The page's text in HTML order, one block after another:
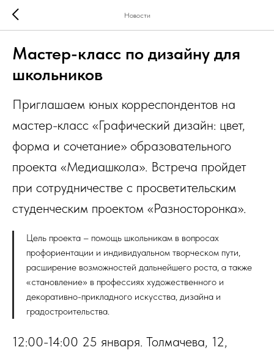
Новости
Мастер-класс по дизайну для
школьников
Приглашаем юных корреспондентов на
мастер-класс «Графический дизайн: цвет,
форма и сочетание» образовательного
проекта «Медиашкола». Встреча пройдет
при сотрудничестве с просветительским
студенческим проектом «Разносторонка».
Цель проекта – помощь школьникам в вопросах
профориентации и индивидуальном творческом пути,
расширение возможностей дальнейшего роста, а также
«становление» в профессиях художественного и
декоративно-прикладного искусства, дизайна и
градостроительства.
12:00-14:00 25 января. Толмачева, 12,